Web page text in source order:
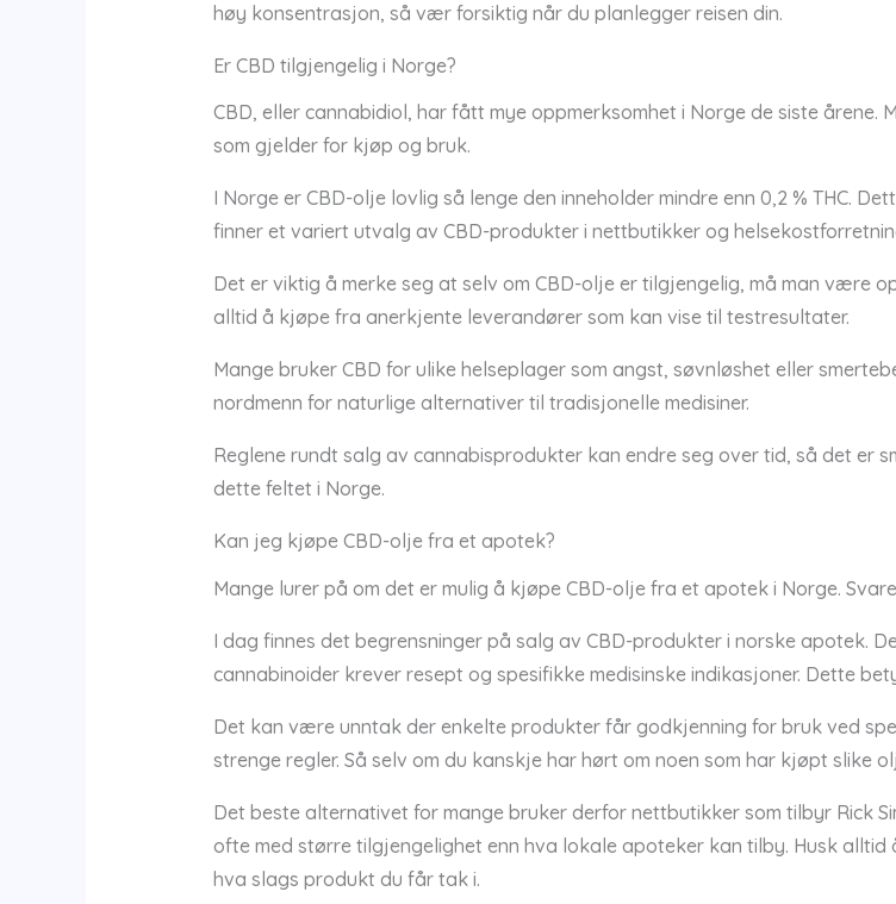
høy konsentrasjon, så vær forsiktig når du planlegger reisen din.
Er CBD tilgjengelig i Norge?
CBD, eller cannabidiol, har fått mye oppmerksomhet i Norge de siste
som gjelder for kjøp og bruk.
I Norge er CBD-olje lovlig så lenge den inneholder mindre enn 0,2 % THC.
finner et variert utvalg av CBD-produkter i nettbutikker og
Det er viktig å merke seg at selv om CBD-olje er tilgjengelig, må man være
alltid å kjøpe fra anerkjente leverandører som kan vise til testresultater.
Mange bruker CBD for ulike helseplager som angst, søvnløshet eller
nordmenn for naturlige alternativer til tradisjonelle medisiner.
Reglene rundt salg av cannabisprodukter kan endre seg over tid, så det er
dette feltet i Norge.
Kan jeg kjøpe CBD-olje fra et apotek?
Mange lurer på om det er mulig å kjøpe CBD-olje fra et apotek i Norge.
I dag finnes det begrensninger på salg av CBD-produkter i norske apotek.
cannabinoider krever resept og spesifikke medisinske indikasjoner. Dette
Det kan være unntak der enkelte produkter får godkjenning for bruk ved
strenge regler. Så selv om du kanskje har hørt om noen som har kjøpt
Det beste alternativet for mange bruker derfor nettbutikker som tilbyr Rick
ofte med større tilgjengelighet enn hva lokale apoteker kan tilby. Husk
hva slags produkt du får tak i.